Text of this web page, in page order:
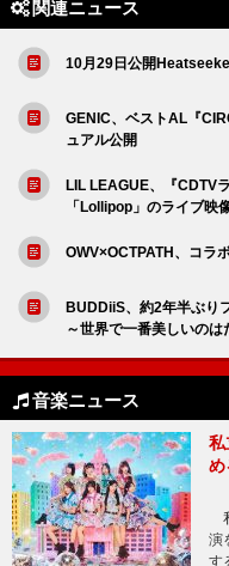
関連ニュース
10月29日公開
GENIC、ベストAL『
ュアル公開
LIL LEAGUE、『CDTV
「Lollipop」のライブ映
OWV×OCTPATH、コラ
BUDDiiS、約2年半ぶり
～世界で一番美しいの
音楽ニュース
私
め
演
す